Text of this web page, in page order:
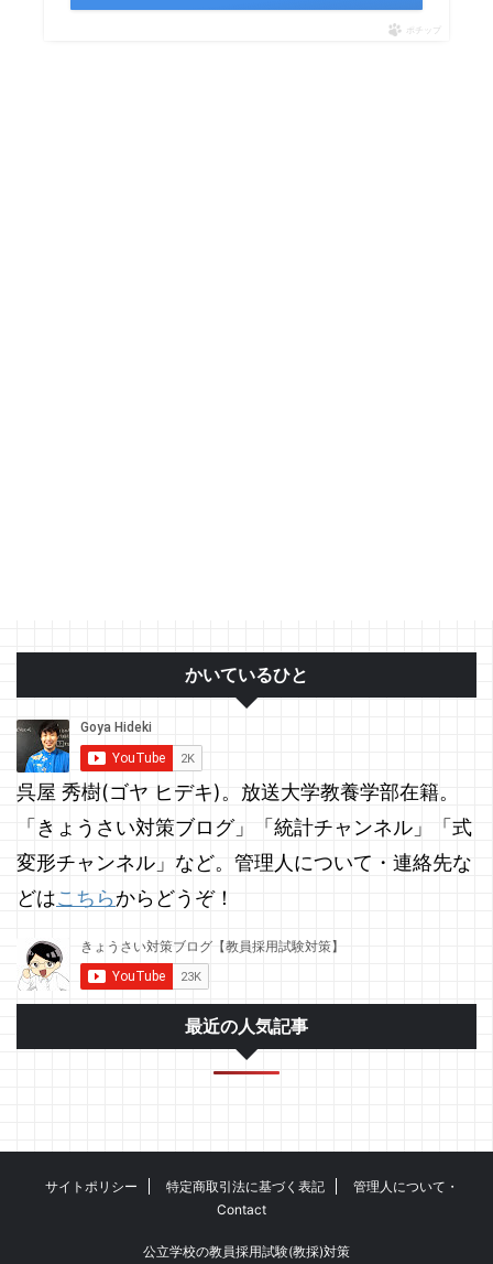
ポチップ
かいているひと
呉屋 秀樹(ゴヤ ヒデキ)。放送大学教養学部在籍。
「きょうさい対策ブログ」「統計チャンネル」「式
変形チャンネル」など。管理人について・連絡先な
どはこちらからどうぞ！
最近の人気記事
サイトポリシー 特定商取引法に基づく表記
管理人について・
Contact
公立学校の教員採用試験(教採)対策